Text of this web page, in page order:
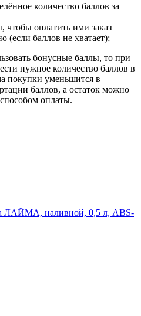
количество баллов за
чтобы оплатить ими заказ
(если баллов не хватает);
бонусные баллы, то при
нужное количество баллов в
покупки уменьшится в
баллов, а остаток можно
оплаты.
ЛАЙМА, наливной, 0,5 л, ABS-